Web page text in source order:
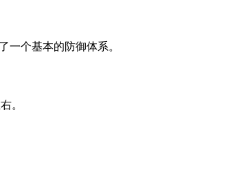
一个基本的防御体系。
。